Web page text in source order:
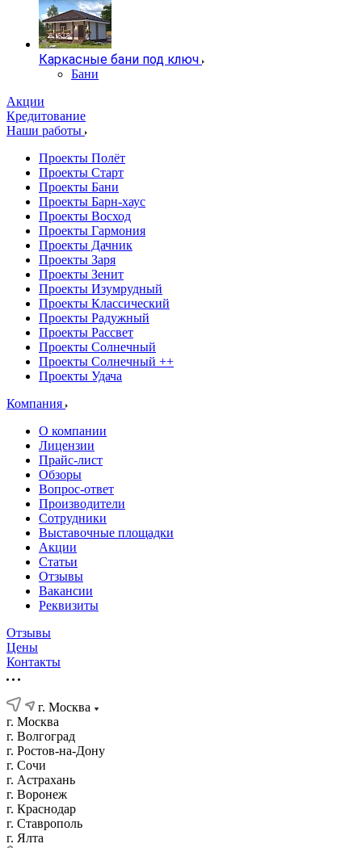
Каркасные бани под ключ
Бани
Акции
Кредитование
Наши работы
Проекты Полёт
Проекты Старт
Проекты Бани
Проекты Барн-хаус
Проекты Восход
Проекты Гармония
Проекты Дачник
Проекты Заря
Проекты Зенит
Проекты Изумрудный
Проекты Классический
Проекты Радужный
Проекты Рассвет
Проекты Солнечный
Проекты Солнечный ++
Проекты Удача
Компания
О компании
Лицензии
Прайс-лист
Обзоры
Вопрос-ответ
Производители
Сотрудники
Выставочные площадки
Акции
Статьи
Отзывы
Вакансии
Реквизиты
Отзывы
Цены
Контакты
г. Москва
г. Москва
г. Волгоград
г. Ростов-на-Дону
г. Сочи
г. Астрахань
г. Воронеж
г. Краснодар
г. Ставрополь
г. Ялта